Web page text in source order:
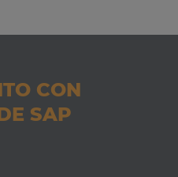
CON
SAP